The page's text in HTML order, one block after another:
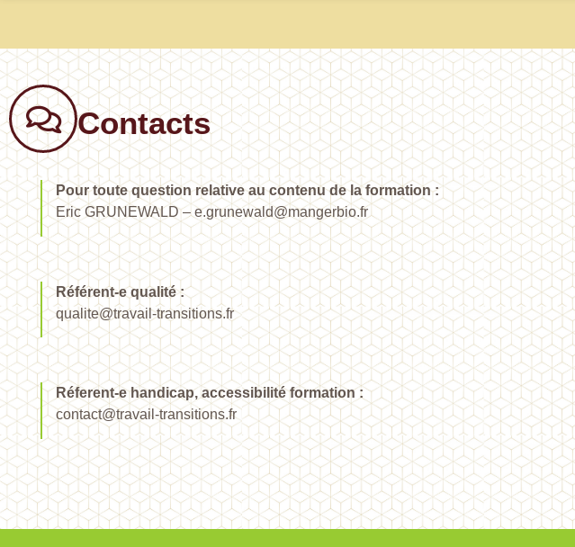
Contacts
Pour toute question relative au contenu de la formation :
Eric GRUNEWALD – e.grunewald@mangerbio.fr
Référent-e qualité :
qualite@travail-transitions.fr
Réferent-e handicap, accessibilité formation :
contact@travail-transitions.fr